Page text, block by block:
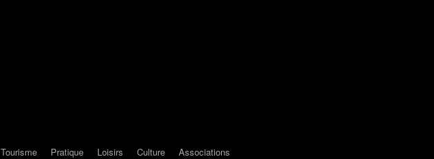
Tourisme Pratique Loisirs Culture Associations